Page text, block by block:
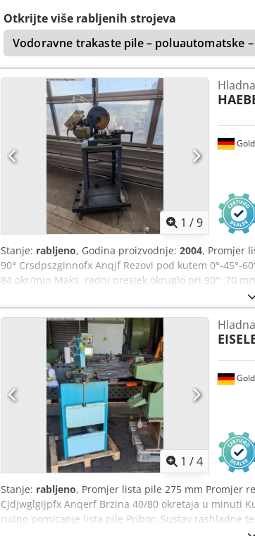
Otkrijte više rabljenih strojeva
Vodoravne trakaste pile – poluautomatske
1 /9
Stanje: rabljeno, Godina proizvodnje: 2004, Promjer
90° Crsdpszginnofx Anqjf Rezovi pod kutem 0°-45°-
84 okr/min Maks. radni presjek okruglo pri 90°: 70
Maks. radni presjek okruglo pri 45°: 64 mm Maks.
lista pile: 225 mm Promjer otvora: 32 mm uključuje
1 /4
Stanje: rabljeno, Promjer lista pile 275 mm Promjer
Cjdjwglgijpfx Anqerf Brzina 40/80 okretaja u minuti
ručno pomicanje lista pile Pribor: Sustav rashladne